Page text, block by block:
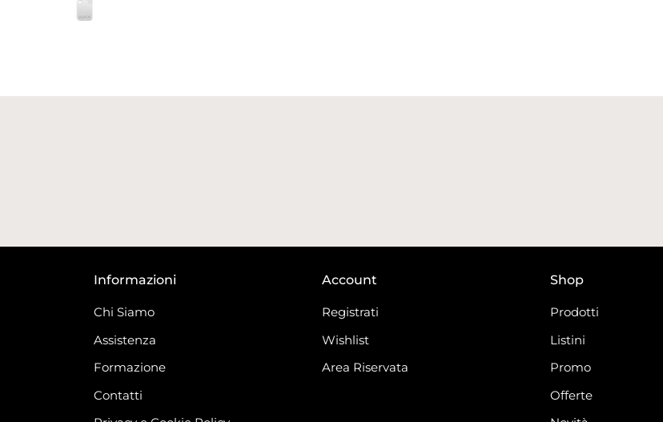
Informazioni
Chi Siamo
Assistenza
Formazione
Contatti
Account
Registrati
Wishlist
Area Riservata
Shop
Prodotti
Listini
Promo
Offerte